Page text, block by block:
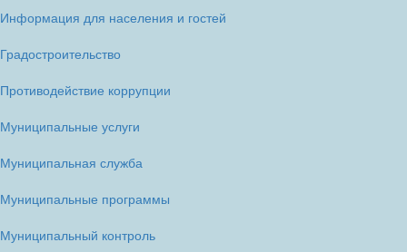
Информация для населения и гостей
Градостроительство
Противодействие коррупции
Муниципальные услуги
Муниципальная служба
Муниципальные программы
Муниципальный контроль